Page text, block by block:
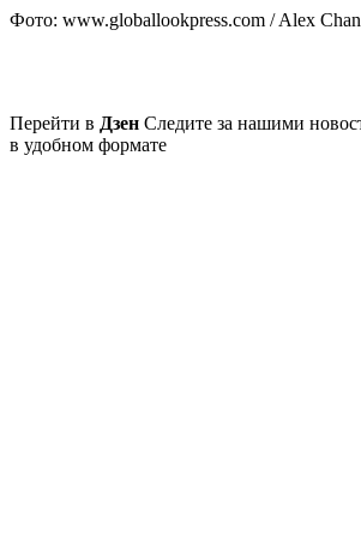
Фото: www.globallookpress.com / Alex
Перейти в Дзен Следите за нашими
в удобном формате